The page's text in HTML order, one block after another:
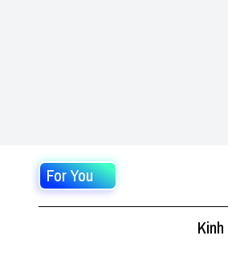
For You